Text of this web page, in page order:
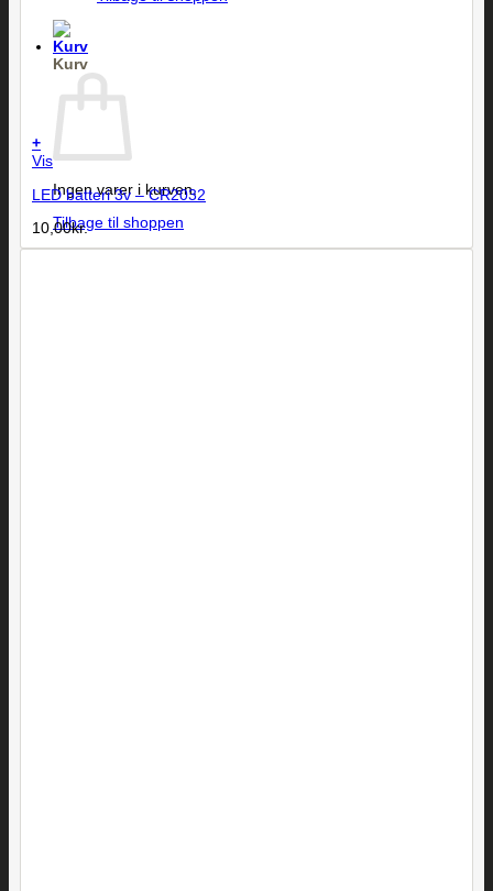
Kurv
Ingen varer i kurven.
Tilbage til shoppen
+
Vis
LED batteri 3v – CR2032
10,00kr.